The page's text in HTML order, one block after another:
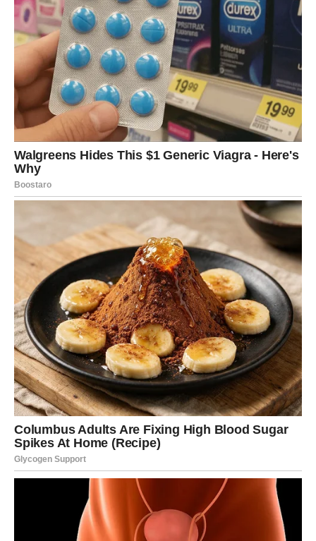
Poruka perioda:Prava podrška se prepoznaje u tišini.
DEVICA
Device u naredna tri dana žele red i stabilnost. Prvi dan je
praktičan, drugi emotivan, a treći dan donosi rasterećenje
i osećaj kontrole nad situacijom.
U ljubavi, Device traže jasnoću. Ako je ne dobiju, mogu se
povući. Slobodne Device mogu upoznati osobu kroz
posao ili svakodnevne obaveze.
Poruka perioda:Ne morate sve popravljati – neke stvari
treba pustiti.
VAGA
Vage u naredna tri dana balansiraju između srca i razuma.
Prvi dan donosi društvene situacije, drugi emotivne
dileme, a treći dan unutrašnji mir i razumevanje.
U ljubavi, moguće su važne odluke. Slobodne Vage mogu
biti rastrzane između dve opcije – ne žurite.
Poruka perioda: Mir dolazi kada slušate sebe.